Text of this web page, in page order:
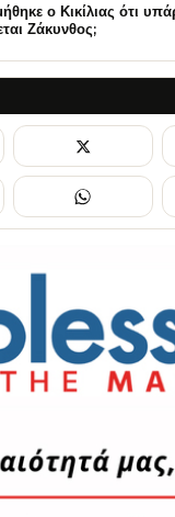
ο Κικίλιας ότι
Ζάκυνθος;